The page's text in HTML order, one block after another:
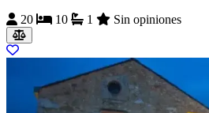
20
10 1 Sin opiniones